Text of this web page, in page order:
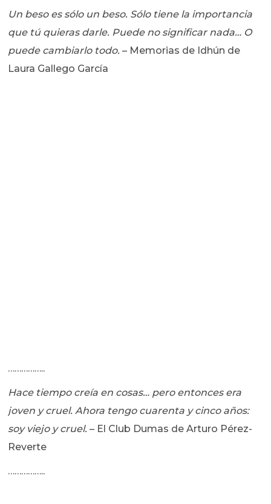
Un beso es sólo un beso. Sólo tiene la importancia
que tú quieras darle. Puede no significar nada… O
puede cambiarlo todo. – Memorias de Idhún de
Laura Gallego García
……………..
Hace tiempo creía en cosas… pero entonces era
joven y cruel. Ahora tengo cuarenta y cinco años:
soy viejo y cruel. – El Club Dumas de Arturo Pérez-
Reverte
……………..